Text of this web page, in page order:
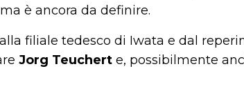
è ancora da definire.
filiale tedesco di Iwata e dal
Jorg Teuchert e, possibilmente